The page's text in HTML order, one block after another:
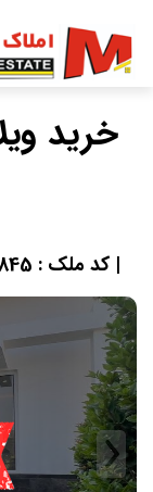
| کد ملک : 789845